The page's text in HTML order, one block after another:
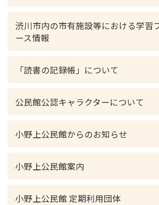
渋川市内の市有施設等における学習
ース情報
「読書の記録帳」について
公民館公認キャラクターについて
小野上公民館からのお知らせ
小野上公民館案内
小野上公民館 定期利用団体